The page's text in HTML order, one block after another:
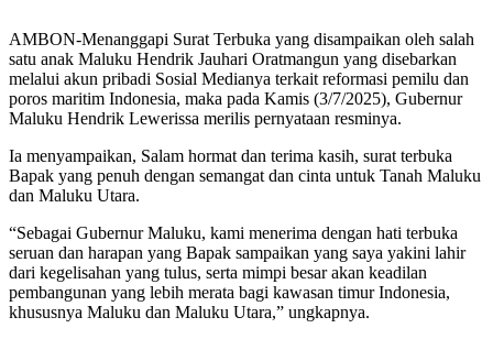
AMBON-Menanggapi Surat Terbuka yang disampaikan oleh salah
satu anak Maluku Hendrik Jauhari Oratmangun yang disebarkan
melalui akun pribadi Sosial Medianya terkait reformasi pemilu dan
poros maritim Indonesia, maka pada Kamis (3/7/2025), Gubernur
Maluku Hendrik Lewerissa merilis pernyataan resminya.
Ia menyampaikan, Salam hormat dan terima kasih, surat terbuka
Bapak yang penuh dengan semangat dan cinta untuk Tanah Maluku
dan Maluku Utara.
“Sebagai Gubernur Maluku, kami menerima dengan hati terbuka
seruan dan harapan yang Bapak sampaikan yang saya yakini lahir
dari kegelisahan yang tulus, serta mimpi besar akan keadilan
pembangunan yang lebih merata bagi kawasan timur Indonesia,
khususnya Maluku dan Maluku Utara,” ungkapnya.